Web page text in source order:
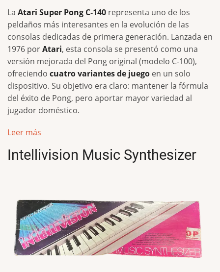
La Atari Super Pong C‑140 representa uno de los
peldaños más interesantes en la evolución de las
consolas dedicadas de primera generación. Lanzada en
1976 porAtari, esta consola se presentó como una
versión mejorada del Pong original (modelo C‑100),
ofreciendo cuatro variantes de juego en un solo
dispositivo. Su objetivo era claro: mantener la fórmula
del éxito de Pong, pero aportar mayor variedad al
jugador doméstico.
Leer más
Intellivision Music Synthesizer